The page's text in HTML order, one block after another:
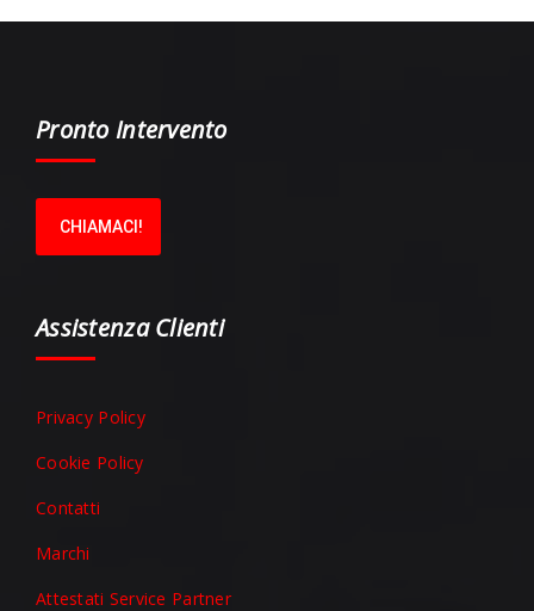
Pronto Intervento
CHIAMACI!
Assistenza Clienti
Privacy Policy
Cookie Policy
Contatti
Marchi
Attestati Service Partner